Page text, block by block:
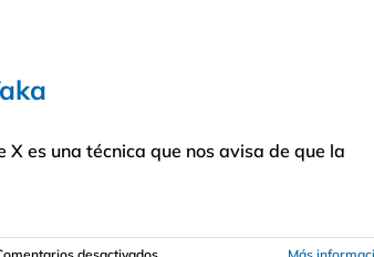
es una técnica que nos avisa de que la
en